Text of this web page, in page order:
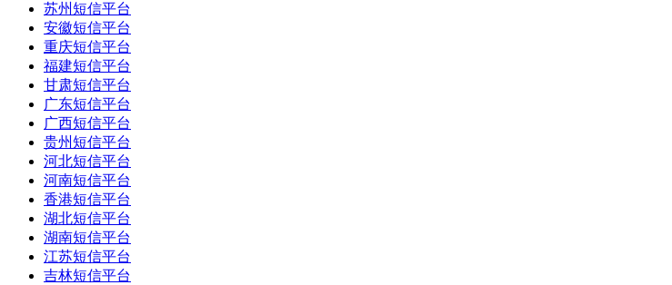
苏州短信平台
安徽短信平台
重庆短信平台
福建短信平台
甘肃短信平台
广东短信平台
广西短信平台
贵州短信平台
河北短信平台
河南短信平台
香港短信平台
湖北短信平台
湖南短信平台
江苏短信平台
吉林短信平台